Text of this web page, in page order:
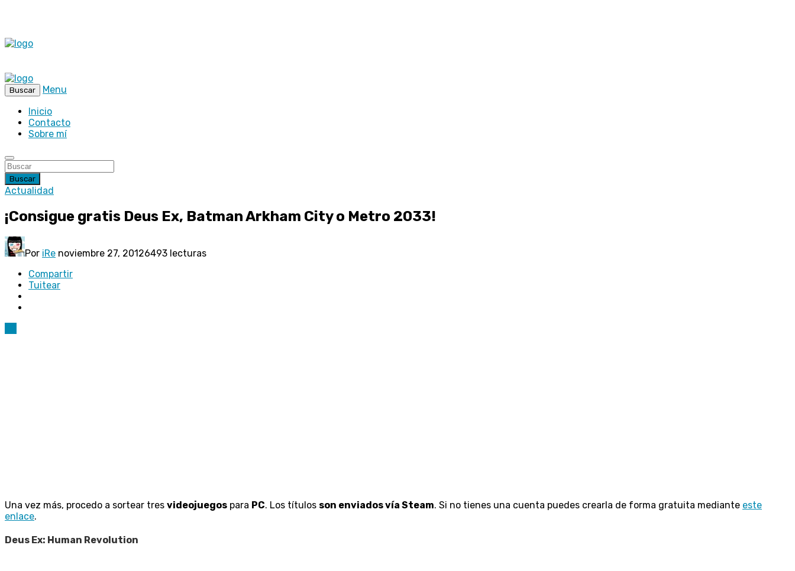
Buscar
Menu
Inicio
Contacto
Sobre mí
Buscar
Actualidad
¡Consigue gratis Deus Ex, Batman Arkham City o Metro 2033!
Por iRe noviembre 27, 20126493 lecturas
Compartir
Tuitear
Una vez más, procedo a sortear tres videojuegos para PC. Los títulos son enviados vía Steam. Si no tienes una cuenta puedes crearla de forma gratuita mediante este
enlace.
Deus Ex: Human Revolution